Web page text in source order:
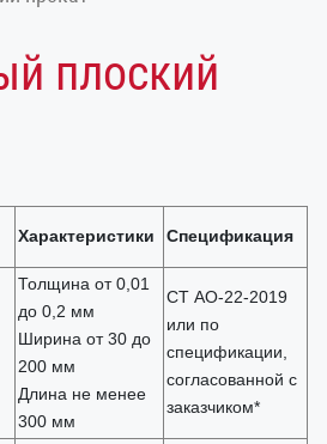
плоский
Характеристики Спецификация
Толщина от 0,01
до 0,2 мм
Ширина от 30 до
200 мм
Длина не менее
300 мм
СТ АО-22-2019
или по
спецификации,
согласованной с
заказчиком*